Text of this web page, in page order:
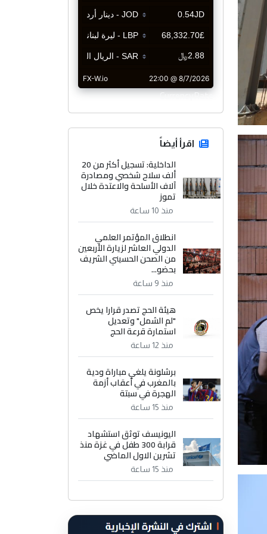
CurrencyRate
اقرأ أيضاً
الداخلية: تسجيل أكثر من 20
ألف سلاح شخصي ومصادرة
آلاف الأسلحة والاعتدة خلال
تموز
منذ 10 ساعة
انطلاق المؤتمر العلمي
الدولي العاشر لزيارة الأربعين
من الصحن الحسيني الشريف
بحضو...
منذ 9 ساعة
هيئة الحج تصدر قرارا يخص
"لم الشمل" وتعديل
استمارة قرعة الحج
منذ 12 ساعة
برشلونة يلغي مباراة ودية
بالمغرب في أعقاب أزمة
الهجرة في سبتة
منذ 15 ساعة
اليونيسف توثق استشهاد
قرابة 300 طفل في غزة منذ
تشرين الاول الماضي
منذ 15 ساعة